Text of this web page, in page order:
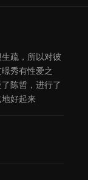
疏，所以对彼
秀有性爱之
陈哲，进行了
好起来